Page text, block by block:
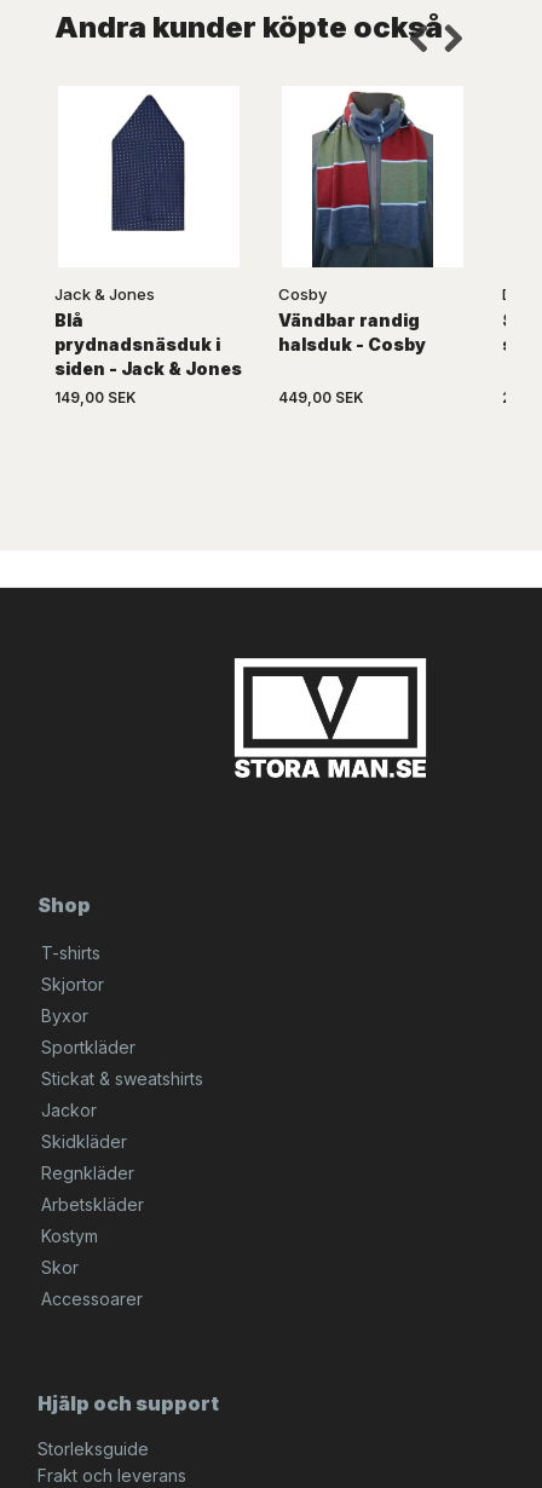
Andra kunder köpte också
Jack & Jones
Blå
prydnadsnäsduk i
siden - Jack & Jones
149,00 SEK
Cosby
Vändbar randig
halsduk - Cosby
449,00 SEK
D555
Shop
T-shirts
Skjortor
Byxor
Sportkläder
Stickat & sweatshirts
Jackor
Skidkläder
Regnkläder
Arbetskläder
Kostym
Skor
Accessoarer
Hjälp och support
Storleksguide
Frakt och leverans